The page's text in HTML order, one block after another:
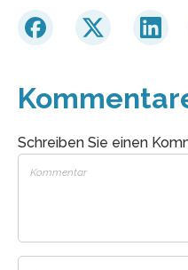
Schreiben Sie einen